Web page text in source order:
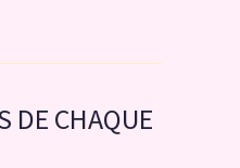
DE CHAQUE